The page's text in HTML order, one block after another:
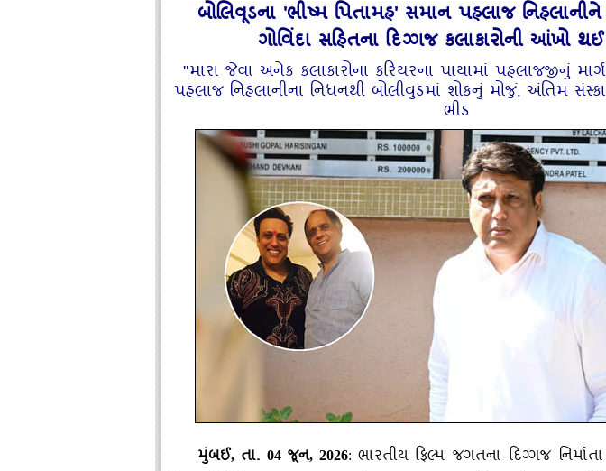
બોલિવૂડના 'ભીષ્મ પિતામહ' સમાન પહલાજ
ગોવિંદા સહિતના દિગ્ગજ કલાકારોની આંખો
"મારા જેવા અનેક કલાકારોના કરિયરના પાયામાં પહલાજજીનું
પહલાજ નિહલાનીના નિધનથી બોલીવુડમાં શોકનું મોજું, અંતિમ
ભીડ
મુંબઈ, તા.04જૂન, 2026: ભારતીય ફિલ્મ જગતના દિગ્ગજ